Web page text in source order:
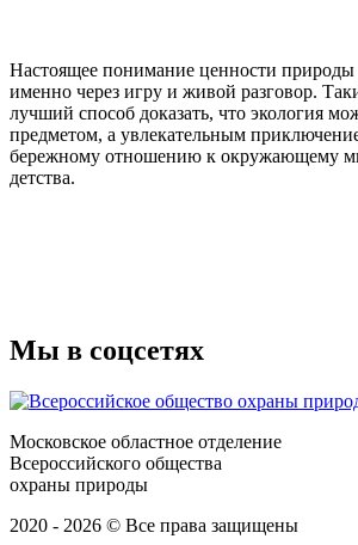
Настоящее понимание ценности природы
именно через игру и живой разговор.
лучший способ доказать, что экология
предметом, а увлекательным
бережному отношению к окружающему
детства.
Мы в соцсетях
Московское областное отделение
Всероссийского общества
охраны природы
2020 - 2026 © Все права защищены